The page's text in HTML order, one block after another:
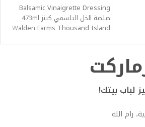
Balsamic Vinaigrette Dressing
صلصة الخل البلسمي كينز 473ml
Walden Farms Thousand Island
بيتك!
رام الله